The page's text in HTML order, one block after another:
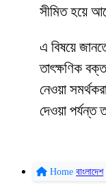
সীমিত হয়ে
এ বিষয়ে
তাৎক্ষণিক
নেওয়া
দেওয়া পর্যন্ত
Home বাংলাদেশ